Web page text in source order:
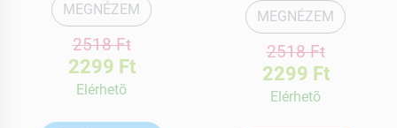
MEGNÉZEM
2518 Ft
2299 Ft
Elérhetõ
MEGNÉZEM
2518 Ft
2299 Ft
Elérhetõ